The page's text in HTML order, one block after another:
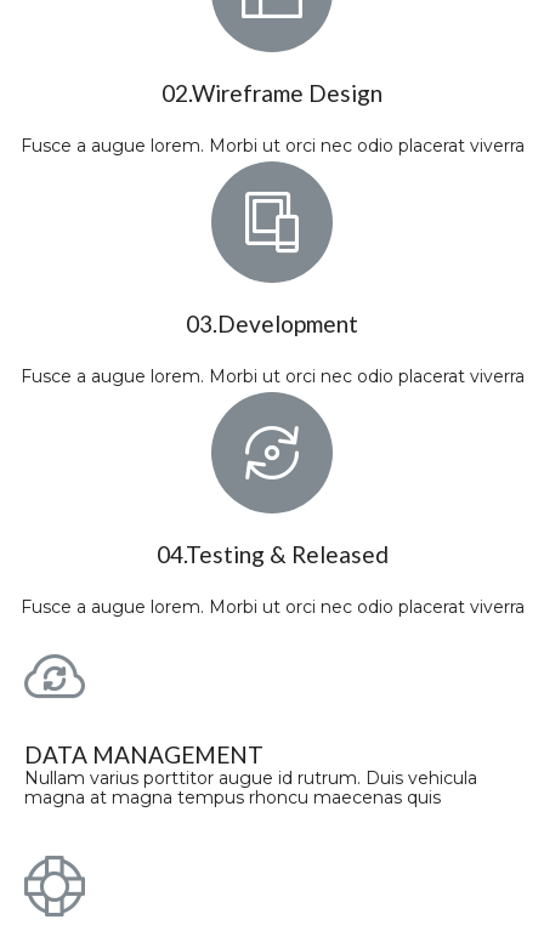
02.Wireframe Design
Fusce a augue lorem. Morbi ut orci nec odio placerat viverra
03.Development
Fusce a augue lorem. Morbi ut orci nec odio placerat viverra
04.Testing & Released
Fusce a augue lorem. Morbi ut orci nec odio placerat viverra
DATA MANAGEMENT
Nullam varius porttitor augue id rutrum. Duis vehicula
magna at magna tempus rhoncu maecenas quis